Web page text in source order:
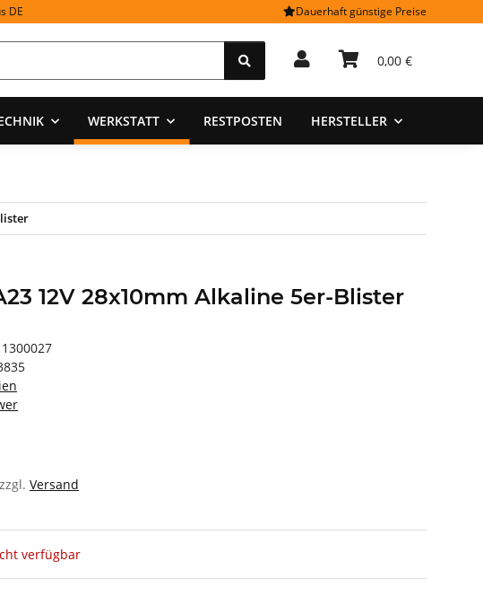
DE Dauerhaft günstige Preise
0,00 €
WERKSTATT RESTPOSTEN HERSTELLER
12V 28x10mm Alkaline 5er-Blister
Versand
verfügbar